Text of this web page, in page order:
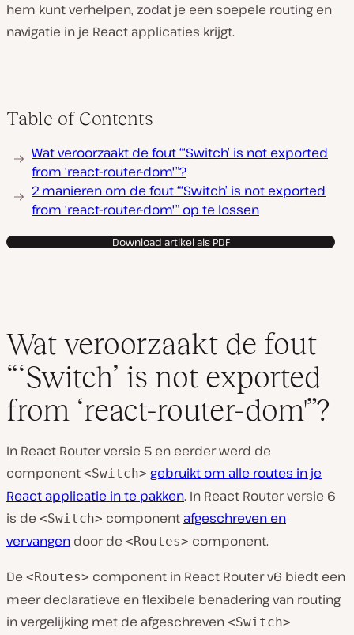
hem kunt verhelpen, zodat je een soepele routing en
navigatie in je React applicaties krijgt.
Table of Contents
Wat veroorzaakt de fout “‘Switch’ is not exported
from ‘react-router-dom'”?
2 manieren om de fout “‘Switch’ is not exported
from ‘react-router-dom'” op te lossen
Download artikel als PDF
Wat veroorzaakt de fout
“‘Switch’ is not exported
from ‘react-router-dom'”?
In React Router versie 5 en eerder werd de
component <Switch> gebruikt om alle routes in je
React applicatie in te pakken. In React Router versie 6
is de <Switch> component afgeschreven en
vervangen door de <Routes> component.
De <Routes> component in React Router v6 biedt een
meer declaratieve en flexibele benadering van routing
in vergelijking met de afgeschreven <Switch>